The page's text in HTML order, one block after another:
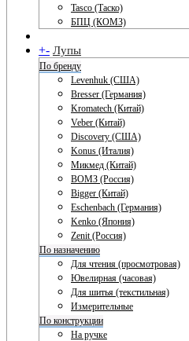
Tasco (Таско)
БПЦ (КОМЗ)
+- Лупы
По бренду
Levenhuk (США)
Bresser (Германия)
Kromatech (Китай)
Veber (Китай)
Discovery (США)
Konus (Италия)
Микмед (Китай)
ВОМЗ (Россия)
Bigger (Китай)
Eschenbach (Германия)
Kenko (Япония)
Zenit (Россия)
По назначению
Для чтения (просмотровая)
Ювелирная (часовая)
Для шитья (текстильная)
Измерительные
По конструкции
На ручке